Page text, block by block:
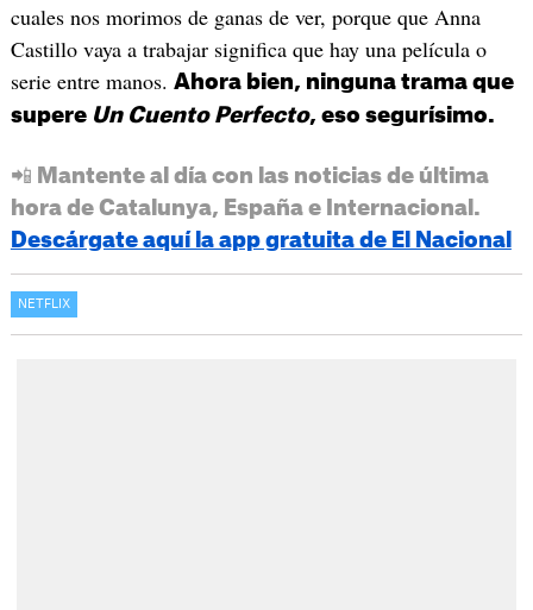
cuales nos morimos de ganas de ver, porque que Anna
Castillo vaya a trabajar significa que hay una película o
serie entre manos. Ahora bien, ninguna trama que
supere Un Cuento Perfecto, eso segurísimo.
📲 Mantente al día con las noticias de última
hora de Catalunya, España e Internacional.
Descárgate aquí la app gratuita de El Nacional
NETFLIX